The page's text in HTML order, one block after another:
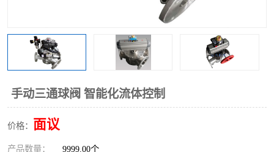
手动三通球阀 智能化流体控制
价格： 面议
产品数量： 9999.00个
Y型分路阀
粉体分路阀 三通分路阀
管道换向器 管路换向器